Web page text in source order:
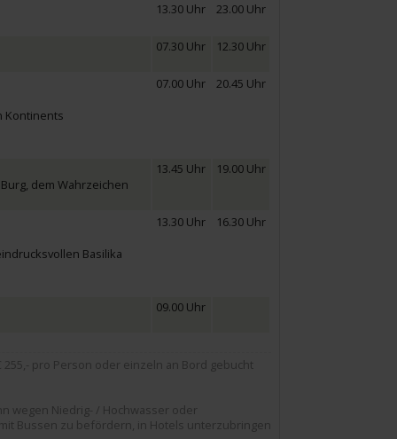
13.30 Uhr 23.00 Uhr
07.30 Uhr 12.30 Uhr
Kontinents
07.00 Uhr 20.45 Uhr
dem Wahrzeichen
13.45 Uhr 19.00 Uhr
Basilika
13.30 Uhr 16.30 Uhr
09.00 Uhr
pro Person oder einzeln an Bord gebucht
wegen Niedrig- / Hochwasser oder
Bussen zu befördern, in Hotels unterzubringen